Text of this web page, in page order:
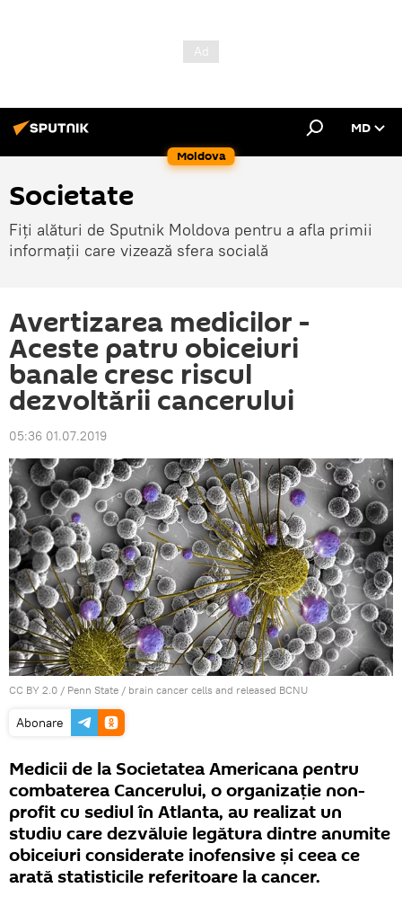
Moldova
MD
Societate
Fiți alături de Sputnik Moldova pentru a afla primii
informații care vizează sfera socială
Avertizarea medicilor -
Aceste patru obiceiuri
banale cresc riscul
dezvoltării cancerului
05:36 01.07.2019
CC BY 2.0 / Penn State / brain cancer cells and released BCNU
Abonare
Medicii de la Societatea Americana pentru
combaterea Cancerului, o organizaţie non-
profit cu sediul în Atlanta, au realizat un
studiu care dezvăluie legătura dintre anumite
obiceiuri considerate inofensive şi ceea ce
arată statisticile referitoare la cancer.